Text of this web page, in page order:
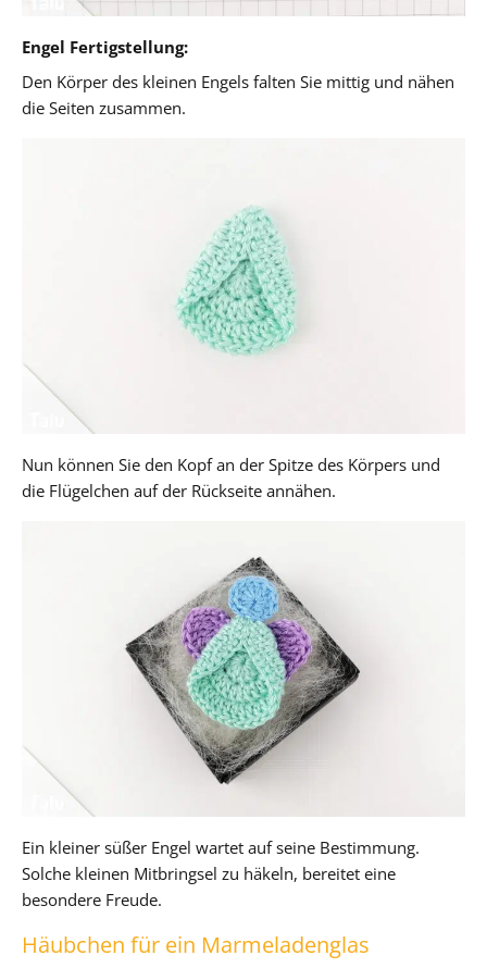
Engel Fertigstellung:
Den Körper des kleinen Engels falten Sie mittig und nähen
die Seiten zusammen.
Nun können Sie den Kopf an der Spitze des Körpers und
die Flügelchen auf der Rückseite annähen.
Ein kleiner süßer Engel wartet auf seine Bestimmung.
Solche kleinen Mitbringsel zu häkeln, bereitet eine
besondere Freude.
Häubchen für ein Marmeladenglas